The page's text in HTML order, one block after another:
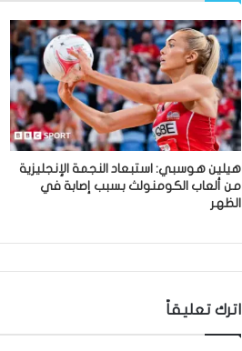
هيلين هوسبي: استبعاد النجمة الإنجليزية
من ألعاب الكومنولث بسبب إصابة في
الظهر
اترك تعليقاً